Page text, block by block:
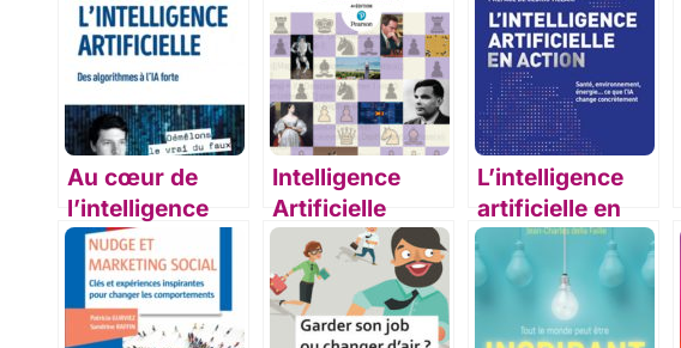
Au cœur de
l’intelligence
artificielle
Intelligence
Artificielle
L’intelligence
artificielle en
action